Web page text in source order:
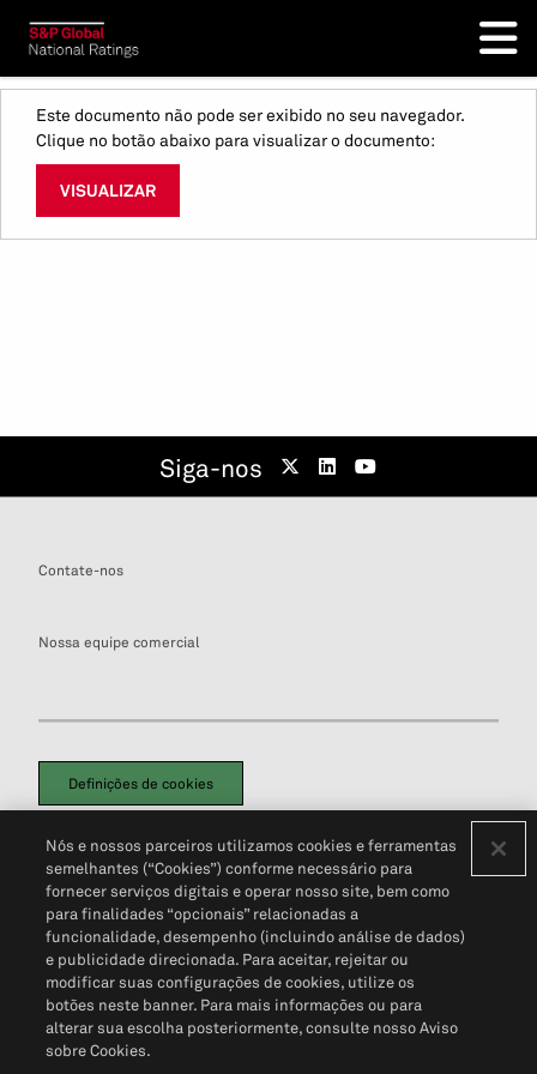
Este documento não pode ser exibido no seu navegador.
Clique no botão abaixo para visualizar o documento:
VISUALIZAR
Siga-nos
Contate-nos
Nossa equipe comercial
Definições de cookies
Política de PrivacidadePortal de privacidade do cliente (em inglês)
Não Venda Minhas Informações Pessoais© 2026 S&P Global
Nós e nossos parceiros utilizamos cookies e ferramentas
semelhantes (“Cookies”) conforme necessário para
fornecer serviços digitais e operar nosso site, bem como
para finalidades “opcionais” relacionadas a
funcionalidade, desempenho (incluindo análise de dados)
e publicidade direcionada. Para aceitar, rejeitar ou
modificar suas configurações de cookies, utilize os
botões neste banner. Para mais informações ou para
alterar sua escolha posteriormente, consulte nosso Aviso
sobre Cookies.